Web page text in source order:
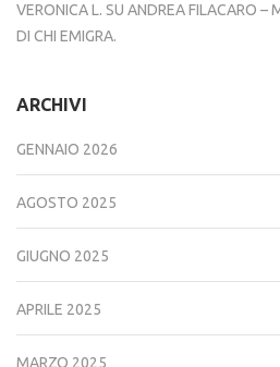
VERONICA L. SU ANDREA FILACARO –
DI CHI EMIGRA.
ARCHIVI
GENNAIO 2026
AGOSTO 2025
GIUGNO 2025
APRILE 2025
MARZO 2025